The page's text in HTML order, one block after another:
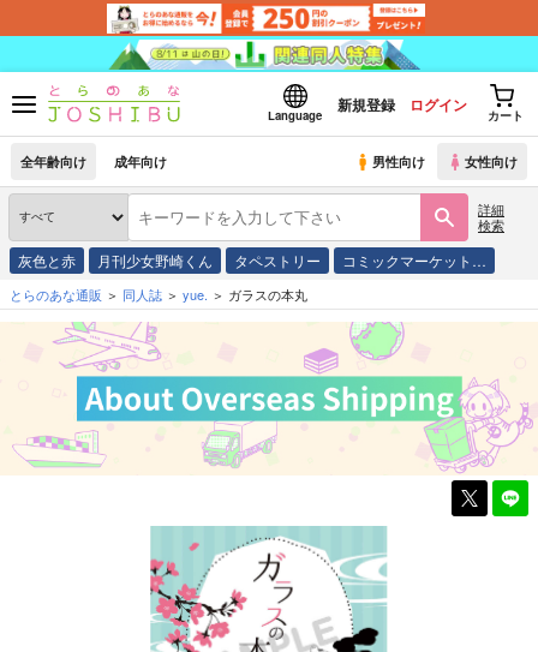
Language
新規登録 ログイン
カート
全年齢向け 成年向け 男性向け 女性向け
詳細
検索
灰色と赤 月刊少女野崎くん タペストリー コミックマーケット…
とらのあな通販 同人誌 yue. ガラスの本丸